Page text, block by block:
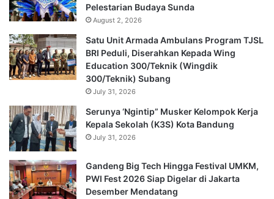
Pelestarian Budaya Sunda
August 2, 2026
Satu Unit Armada Ambulans Program TJSL
BRI Peduli, Diserahkan Kepada Wing
Education 300/Teknik (Wingdik
300/Teknik) Subang
July 31, 2026
Serunya ‘Ngintip” Musker Kelompok Kerja
Kepala Sekolah (K3S) Kota Bandung
July 31, 2026
Gandeng Big Tech Hingga Festival UMKM,
PWI Fest 2026 Siap Digelar di Jakarta
Desember Mendatang